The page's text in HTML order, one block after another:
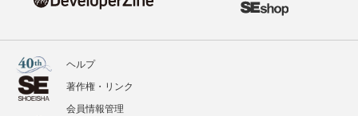
ヘルプ
著作権・リンク
会員情報管理